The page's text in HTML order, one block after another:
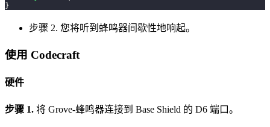
}
步骤 2. 您将听到蜂鸣器间歇性地响起。
使用 Codecraft
硬件
步骤 1. 将 Grove-蜂鸣器连接到 Base Shield 的 D6 端口。